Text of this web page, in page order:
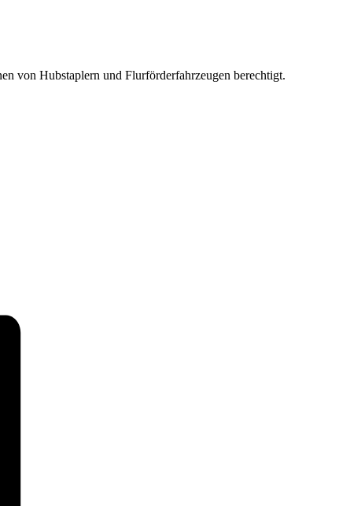
von Hubstaplern und Flurförderfahrzeugen berechtigt.